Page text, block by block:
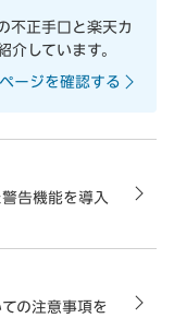
不正手口と楽天カ
介しています。
ージを確認する
告機能を導入
の注意事項を